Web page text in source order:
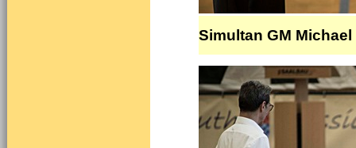
Simultan GM